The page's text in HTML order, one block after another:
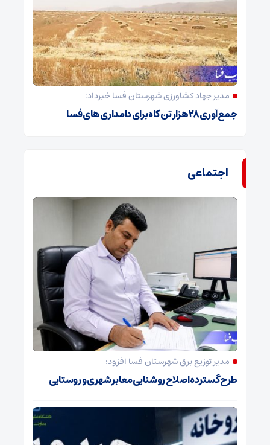
مدیر جهاد کشاورزی شهرستان فسا خبرداد:
جمع‌آوری ۲۸ هزار تن کاه برای دامداری‌های فسا
اجتماعی
مدیر توزیع برق شهرستان فسا افزود؛
طرح گسترده اصلاح روشنایی معابر شهری و روستایی